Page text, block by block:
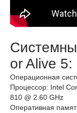
or Alive
Операционная
Процессор: Intel
810 @ 2.60 GHz
Оперативная